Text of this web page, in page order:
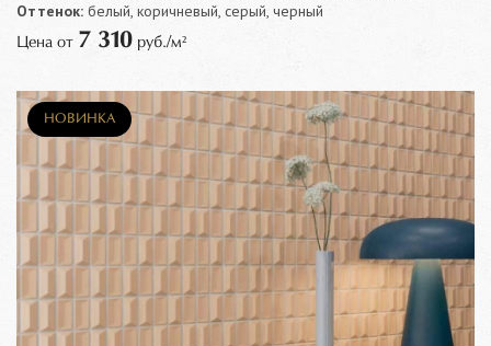
Оттенок: белый, коричневый, серый, черный
Цена от 7 310 руб./м²
НОВИНКА